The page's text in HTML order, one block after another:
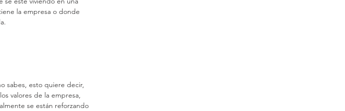
la empresa o donde
sabes, esto quiere decir,
valores de la empresa,
se están reforzando